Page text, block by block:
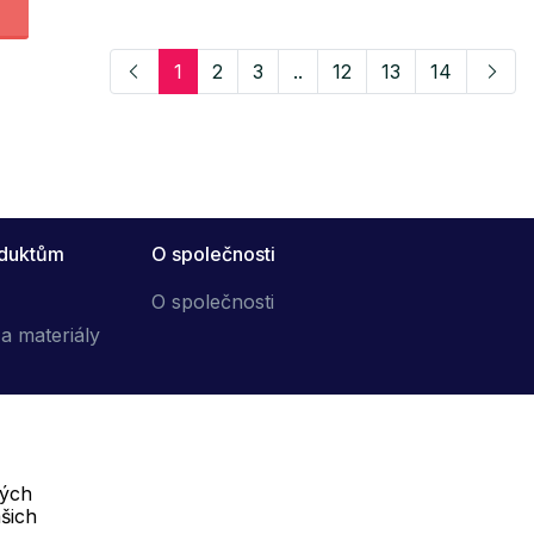
1 2 3 .. 12 13 14
materiály
O společnosti
O společnosti